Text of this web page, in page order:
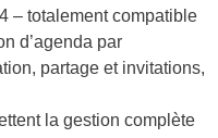
– totalement compatible
d’agenda par
partage et invitations,
la gestion complète